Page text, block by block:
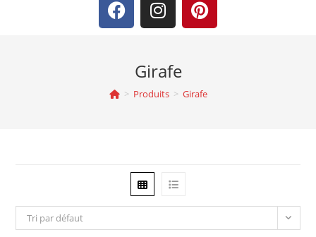
Girafe
> Produits > Girafe
Tri par défaut